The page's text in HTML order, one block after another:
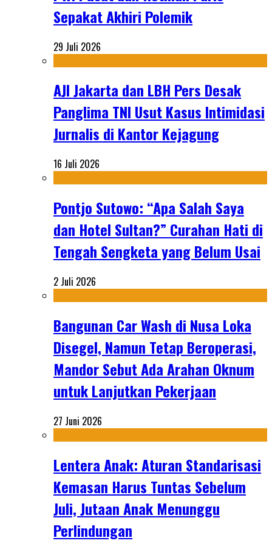
Sepakat Akhiri Polemik
29 Juli 2026
AJI Jakarta dan LBH Pers Desak
Panglima TNI Usut Kasus Intimidasi
Jurnalis di Kantor Kejagung
16 Juli 2026
Pontjo Sutowo: “Apa Salah Saya
dan Hotel Sultan?” Curahan Hati di
Tengah Sengketa yang Belum Usai
2 Juli 2026
Bangunan Car Wash di Nusa Loka
Disegel, Namun Tetap Beroperasi,
Mandor Sebut Ada Arahan Oknum
untuk Lanjutkan Pekerjaan
27 Juni 2026
Lentera Anak: Aturan Standarisasi
Kemasan Harus Tuntas Sebelum
Juli, Jutaan Anak Menunggu
Perlindungan